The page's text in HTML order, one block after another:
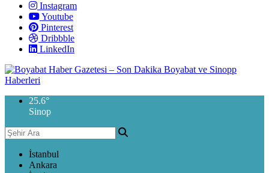
Instagram
Youtube
Pinterest
Dribbble
LinkedIn
25.6°
Sinop
İstanbul
Ankara